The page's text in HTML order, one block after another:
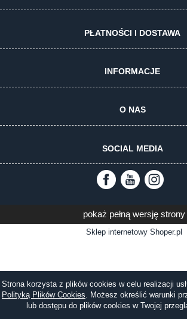
Strona korzysta z plików cookies w celu realizacji
Polityką Plików Cookies. Możesz określić warunki
lub dostępu do plików cookies w Twojej
PŁATNOŚCI I DOSTAWA
INFORMACJE
O NAS
SOCIAL MEDIA
pokaż pełną wersję strony
Sklep internetowy Shoper.pl